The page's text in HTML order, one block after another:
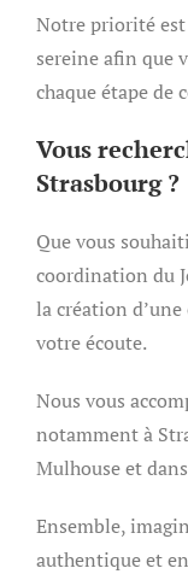
Notre priorité
sereine afin que
chaque étape de
Vous
Strasbourg ?
Que vous
coordination du
la création
votre écoute.
Nous vous
notamment à
Mulhouse et
Ensemble,
authentique et